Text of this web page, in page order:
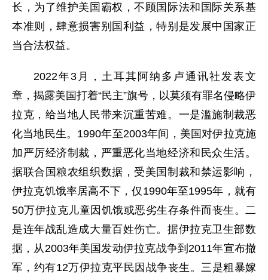
长，为了维护美国霸权，不顾国际法和国际关系基
本准则，肆意损害别国利益，特别是发展中国家正
当合法权益。
2022年3月，土耳其阿纳多卢通讯社发表文
章，揭露美国打着“民主”旗号，以莫须有罪名侵略伊
拉克，给当地人民带来沉重苦难。一是滥施制裁恶
化当地民生。1990年至2003年间，美国对伊拉克施
加严厉经济制裁，严重恶化当地经济和民众生活。
据联合国粮农组织数据，受美国制裁和禁运影响，
伊拉克饥饿率居高不下，仅1990年至1995年，就有
50万伊拉克儿童因饥饿或恶劣生存条件而丧生。二
是连年战乱造成大量百姓伤亡。据伊拉克卫生部数
据，从2003年美国发动伊拉克战争到2011年宣布撤
军，约有12万伊拉克平民因战争丧生。三是粗暴嫁